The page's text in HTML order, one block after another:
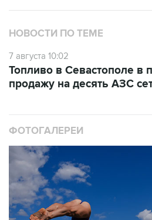
НОВОСТИ ПО ТЕМЕ
7 августа 10:02
Топливо в Севастополе в
продажу на десять АЗС
ФОТОГАЛЕРЕИ